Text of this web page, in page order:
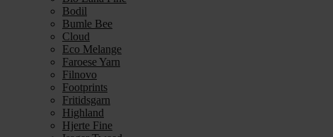
Bodil
Bumle Bee
Cloud
Eco Melange
Faroese Yarn
Filnovo
Footprints
Fritidsgarn
Highland
Hjerte Fine